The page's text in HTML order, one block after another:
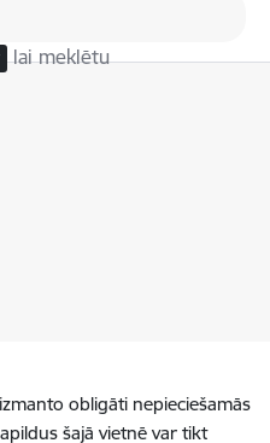
lai meklētu
obligāti nepieciešamās
šajā vietnē var tikt